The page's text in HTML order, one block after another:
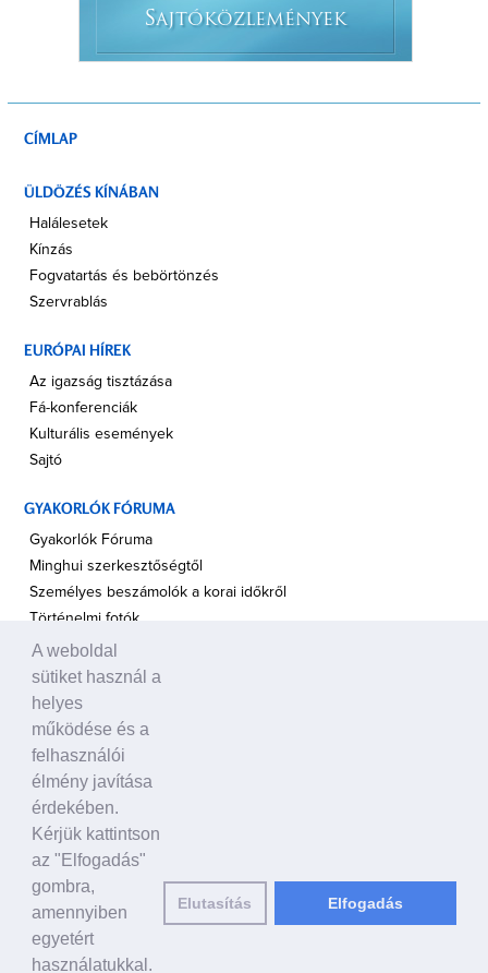
SAJTÓKÖZLEMÉNYEK
CÍMLAP
ÜLDÖZÉS KÍNÁBAN
Halálesetek
Kínzás
Fogvatartás és bebörtönzés
Szervrablás
EURÓPAI HÍREK
Az igazság tisztázása
Fá-konferenciák
Kulturális események
Sajtó
GYAKORLÓK FÓRUMA
Gyakorlók Fóruma
Minghui szerkesztőségtől
Személyes beszámolók a korai időkről
Történelmi fotók
A TÁMOGATÁS HANGJA
Politikusok
Civil szervezetek, ENSZ
Egyéb
A VILÁG HÍREI
HAGYOMÁNYOS KÍNAI KULTÚRA
Ősi történetek
Történelmi személyek
Shen Yun Performing Arts
A weboldal
sütiket használ a
helyes
működése és a
felhasználói
élmény javítása
érdekében.
Kérjük kattintson
az "Elfogadás"
gombra,
amennyiben
egyetért
használatukkal.
Elutasítás Elfogadás